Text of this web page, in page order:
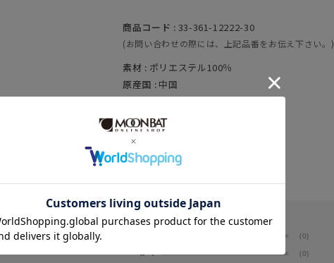
商品コード : 33-361-12222-30
(お問い合わせの際には、上記品番をお伝え下さい。)
素材 : ポリエステル100％
原産国 : 中国
カテゴリ :日傘 > 折りたたみ傘
0.0 (0)
★4 (0)